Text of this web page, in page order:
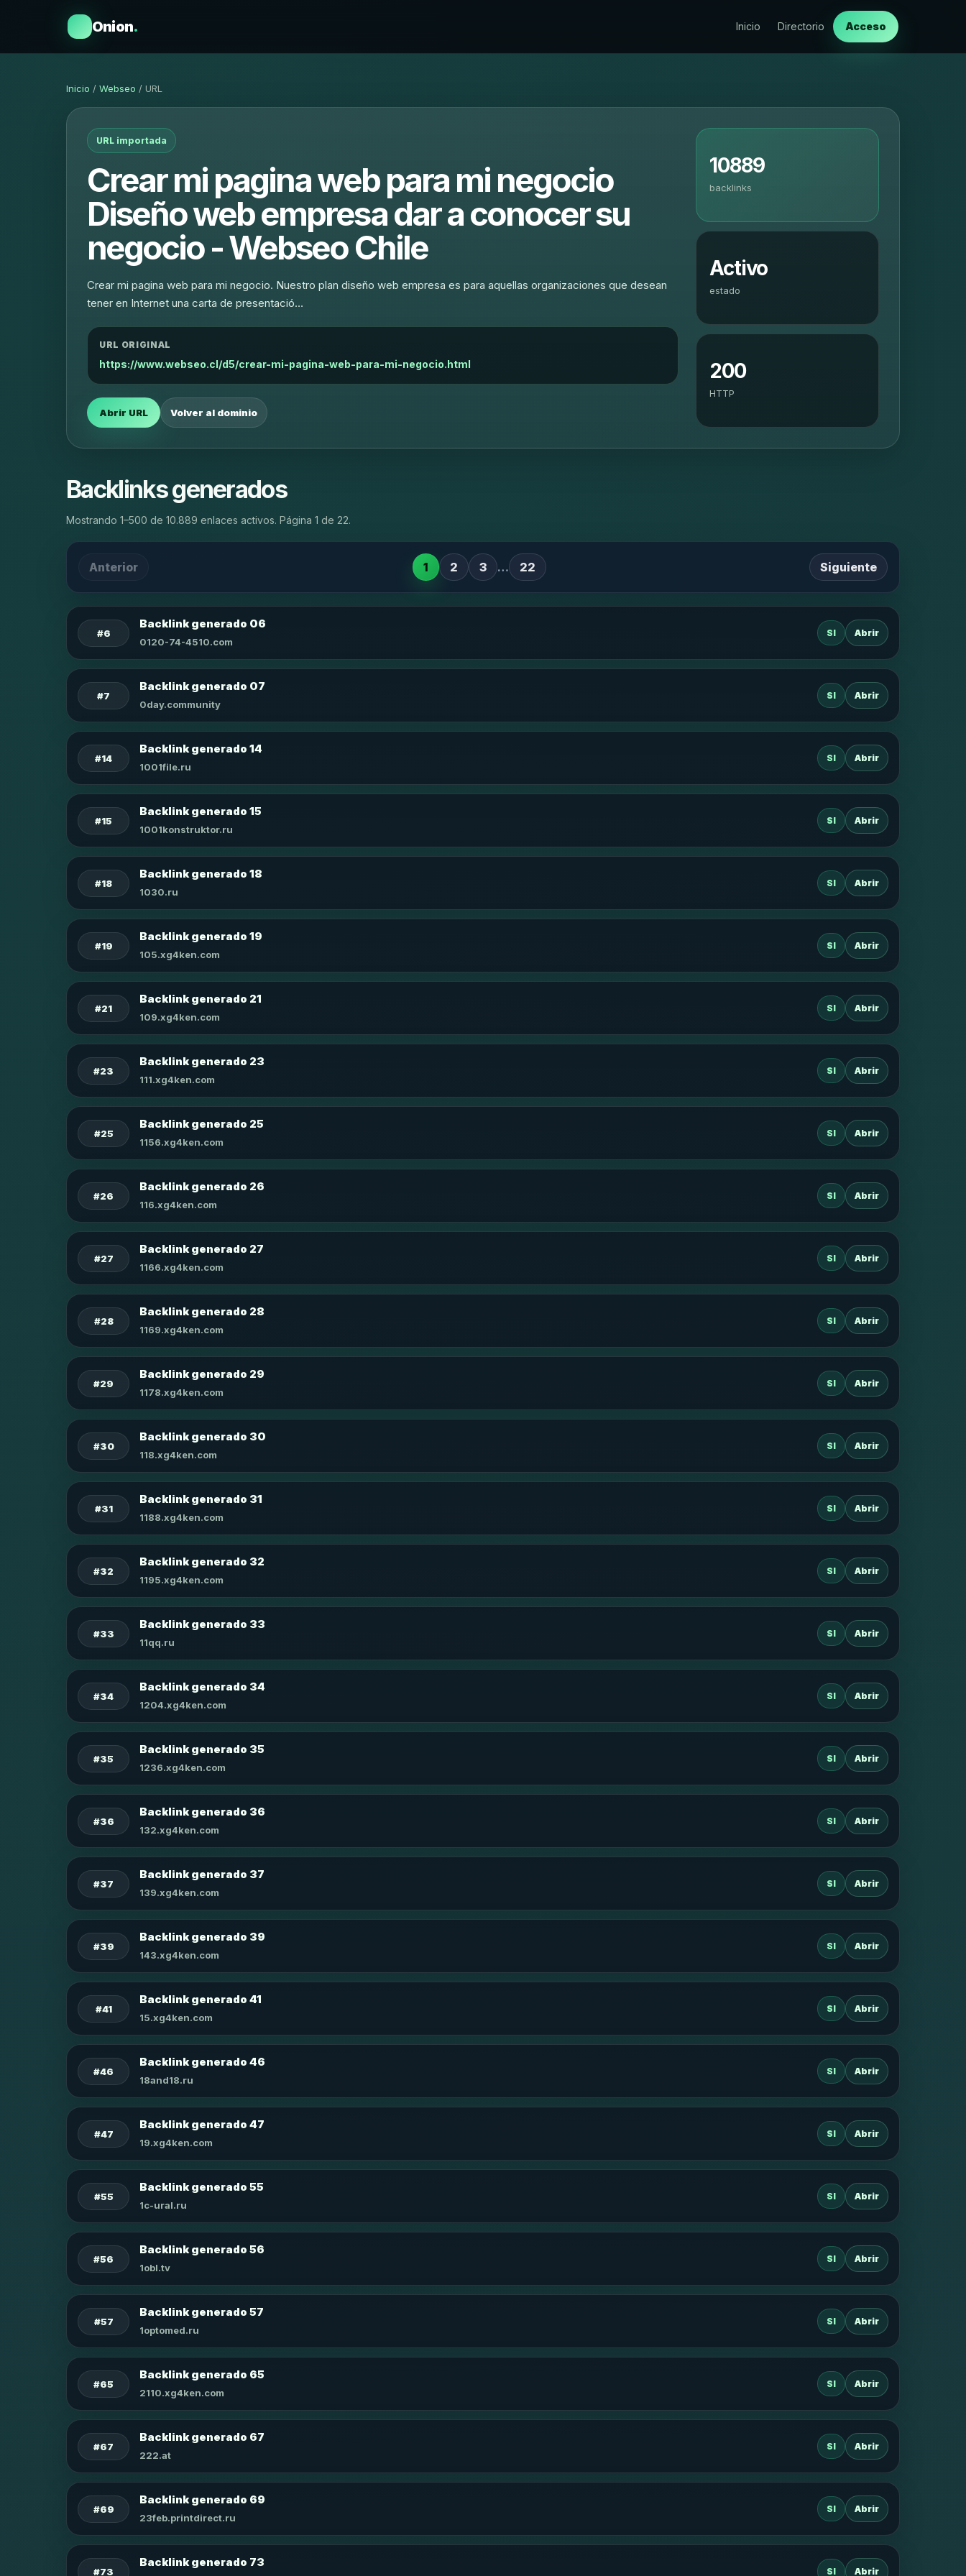
Onion. Inicio Directorio Acceso
Inicio / Webseo / URL
URL importada
Crear mi pagina web para mi negocio
Diseño web empresa dar a conocer su
negocio - Webseo Chile
Crear mi pagina web para mi negocio. Nuestro plan diseño web empresa es para aquellas organizaciones que desean
tener en Internet una carta de presentació…
URL ORIGINAL
https://www.webseo.cl/d5/crear-mi-pagina-web-para-mi-negocio.html
Abrir URL Volver al dominio
10889
backlinks
Activo
estado
200
HTTP
Backlinks generados
Mostrando 1–500 de 10.889 enlaces activos. Página 1 de 22.
Anterior 1 2 3 … 22 Siguiente
#6
Backlink generado 06
0120-74-4510.com
SI Abrir
#7
Backlink generado 07
0day.community
SI Abrir
#14
Backlink generado 14
1001file.ru
SI Abrir
#15
Backlink generado 15
1001konstruktor.ru
SI Abrir
#18
Backlink generado 18
1030.ru
SI Abrir
#19
Backlink generado 19
105.xg4ken.com
SI Abrir
#21
Backlink generado 21
109.xg4ken.com
SI Abrir
#23
Backlink generado 23
111.xg4ken.com
SI Abrir
#25
Backlink generado 25
1156.xg4ken.com
SI Abrir
#26
Backlink generado 26
116.xg4ken.com
SI Abrir
#27
Backlink generado 27
1166.xg4ken.com
SI Abrir
#28
Backlink generado 28
1169.xg4ken.com
SI Abrir
#29
Backlink generado 29
1178.xg4ken.com
SI Abrir
#30
Backlink generado 30
118.xg4ken.com
SI Abrir
#31
Backlink generado 31
1188.xg4ken.com
SI Abrir
#32
Backlink generado 32
1195.xg4ken.com
SI Abrir
#33
Backlink generado 33
11qq.ru
SI Abrir
#34
Backlink generado 34
1204.xg4ken.com
SI Abrir
#35
Backlink generado 35
1236.xg4ken.com
SI Abrir
#36
Backlink generado 36
132.xg4ken.com
SI Abrir
#37
Backlink generado 37
139.xg4ken.com
SI Abrir
#39
Backlink generado 39
143.xg4ken.com
SI Abrir
#41
Backlink generado 41
15.xg4ken.com
SI Abrir
#46
Backlink generado 46
18and18.ru
SI Abrir
#47
Backlink generado 47
19.xg4ken.com
SI Abrir
#55
Backlink generado 55
1c-ural.ru
SI Abrir
#56
Backlink generado 56
1obl.tv
SI Abrir
#57
Backlink generado 57
1optomed.ru
SI Abrir
#65
Backlink generado 65
2110.xg4ken.com
SI Abrir
#67
Backlink generado 67
222.at
SI Abrir
#69
Backlink generado 69
23feb.printdirect.ru
SI Abrir
#73
Backlink generado 73
SI Abrir